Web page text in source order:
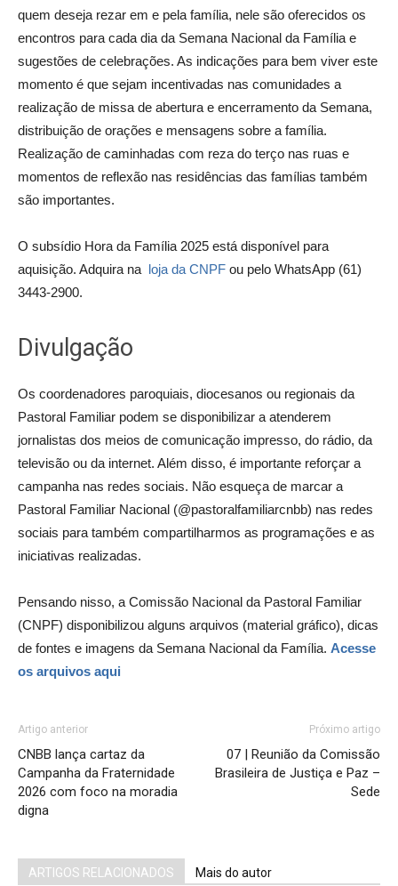
quem deseja rezar em e pela família, nele são oferecidos os
encontros para cada dia da Semana Nacional da Família e
sugestões de celebrações. As indicações para bem viver este
momento é que sejam incentivadas nas comunidades a
realização de missa de abertura e encerramento da Semana,
distribuição de orações e mensagens sobre a família.
Realização de caminhadas com reza do terço nas ruas e
momentos de reflexão nas residências das famílias também
são importantes.
O subsídio Hora da Família 2025 está disponível para
aquisição. Adquira na loja da CNPF ou pelo WhatsApp (61)
3443-2900.
Divulgação
Os coordenadores paroquiais, diocesanos ou regionais da
Pastoral Familiar podem se disponibilizar a atenderem
jornalistas dos meios de comunicação impresso, do rádio, da
televisão ou da internet. Além disso, é importante reforçar a
campanha nas redes sociais. Não esqueça de marcar a
Pastoral Familiar Nacional (@pastoralfamiliarcnbb) nas redes
sociais para também compartilharmos as programações e as
iniciativas realizadas.
Pensando nisso, a Comissão Nacional da Pastoral Familiar
(CNPF) disponibilizou alguns arquivos (material gráfico), dicas
de fontes e imagens da Semana Nacional da Família. Acesse
os arquivos aqui
Artigo anterior
CNBB lança cartaz da
Campanha da Fraternidade
2026 com foco na moradia
digna
Próximo artigo
07 | Reunião da Comissão
Brasileira de Justiça e Paz –
Sede
ARTIGOS RELACIONADOS Mais do autor